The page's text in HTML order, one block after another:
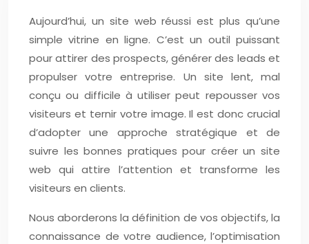
Aujourd’hui, un site web réussi est plus qu’une
simple vitrine en ligne. C’est un outil puissant
pour attirer des prospects, générer des leads et
propulser votre entreprise. Un site lent, mal
conçu ou difficile à utiliser peut repousser vos
visiteurs et ternir votre image. Il est donc crucial
d’adopter une approche stratégique et de
suivre les bonnes pratiques pour créer un site
web qui attire l’attention et transforme les
visiteurs en clients.
Nous aborderons la définition de vos objectifs, la
connaissance de votre audience, l’optimisation